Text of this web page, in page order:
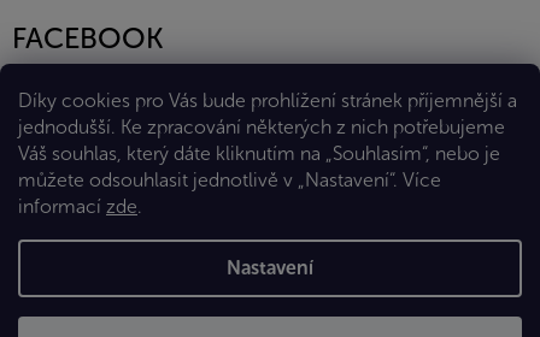
Díky cookies pro Vás bude prohlížení stránek příjemnější a
jednodušší. Ke zpracování některých z nich potřebujeme
Váš souhlas, který dáte kliknutím na „Souhlasím“, nebo je
můžete odsouhlasit jednotlivě v „Nastavení“. Více
informací zde.
Nastavení
FACEBOOK
Vytvořil Shoptet Premium
Copyright 2026Eshop Diana Company, spol. s r.o.. Všechna